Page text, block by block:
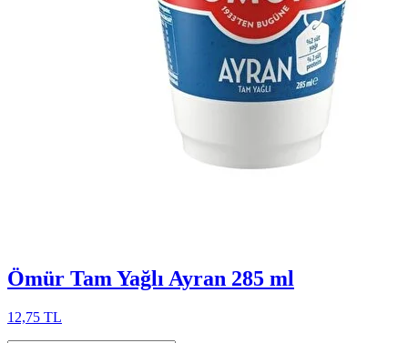
Ömür Tam Yağlı Ayran 285 ml
12,75 TL